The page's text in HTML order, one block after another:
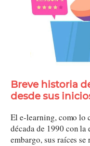
Breve historia
desde sus
El e-learning, como lo
década de 1990 con
embargo, sus raíces se